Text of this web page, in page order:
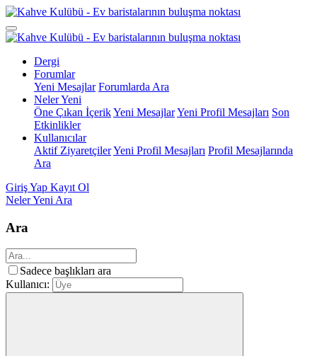
Dergi
Forumlar
Yeni Mesajlar Forumlarda Ara
Neler Yeni
Öne Çıkan İçerikYeni MesajlarYeni Profil Mesajları Son
Etkinlikler
Kullanıcılar
Aktif ZiyaretçilerYeni Profil Mesajları Profil Mesajlarında
Ara
Giriş Yap Kayıt Ol
Neler Yeni Ara
Ara
Sadece başlıkları ara
Kullanıcı: